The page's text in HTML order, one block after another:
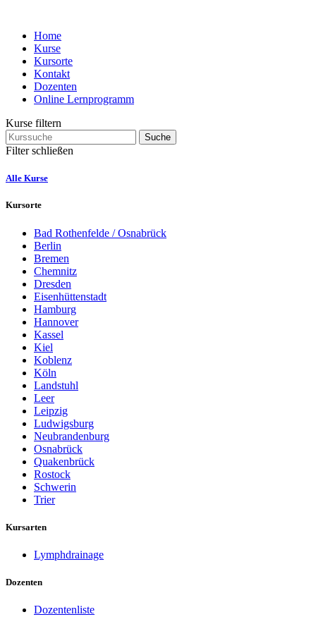
Home
Kurse
Kursorte
Kontakt
Dozenten
Online Lernprogramm
Kurse filtern
Suche
Filter schließen
Alle Kurse
Kursorte
Bad Rothenfelde / Osnabrück
Berlin
Bremen
Chemnitz
Dresden
Eisenhüttenstadt
Hamburg
Hannover
Kassel
Kiel
Koblenz
Köln
Landstuhl
Leer
Leipzig
Ludwigsburg
Neubrandenburg
Osnabrück
Quakenbrück
Rostock
Schwerin
Trier
Kursarten
Lymphdrainage
Dozenten
Dozentenliste